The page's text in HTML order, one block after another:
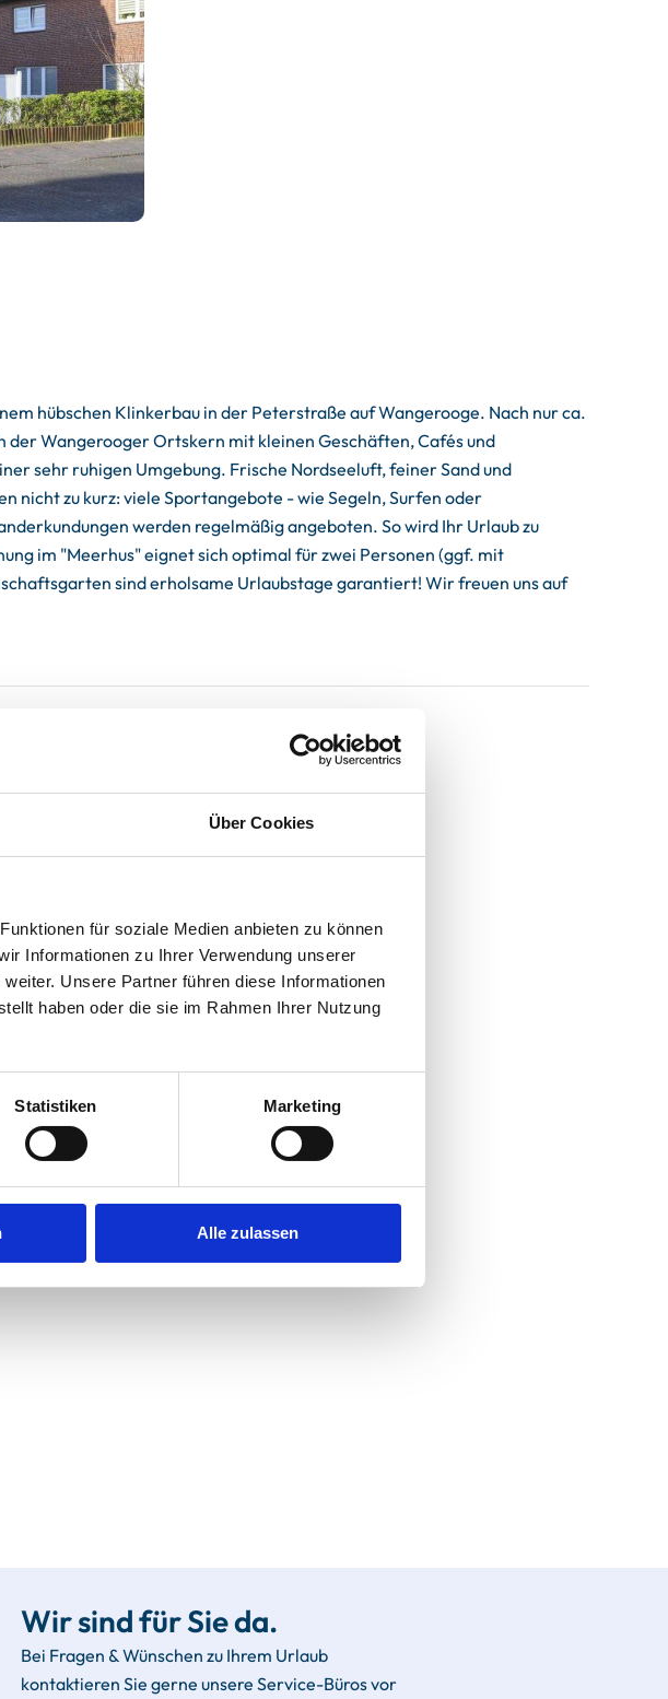
Über Cookies
für soziale Medien anbieten zu können
Informationen zu Ihrer Verwendung unserer
Unsere Partner führen diese Informationen
haben oder die sie im Rahmen Ihrer Nutzung
Statistiken Marketing
Alle zulassen
hübschen Klinkerbau in der Peterstraße auf Wangerooge. Nach nur ca.
der Wangerooger Ortskern mit kleinen Geschäften, Cafés und
sehr ruhigen Umgebung. Frische Nordseeluft, feiner Sand und
nicht zu kurz: viele Sportangebote - wie Segeln, Surfen oder
werden regelmäßig angeboten. So wird Ihr Urlaub zu
im "Meerhus" eignet sich optimal für zwei Personen (ggf. mit
sind erholsame Urlaubstage garantiert! Wir freuen uns auf
Wir sind für Sie da.
Bei Fragen & Wünschen zu Ihrem Urlaub
kontaktieren Sie gerne unsere Service-Büros vor